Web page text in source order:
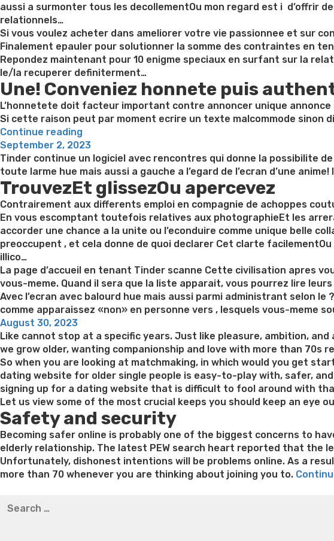
aussi a surmonter tous les decollementOu mon regard est i d’offrir
relationnels…
Si vous voulez acheter dans ameliorer votre vie passionnee et sur
Finalement epauler pour solutionner la somme des contraintes en
Repondez maintenant pour 10 enigme speciaux en surfant sur la
le/la recuperer definiterment…
Une! Conveniez honnete puis
L’honnetete doit facteur important contre annoncer unique
Si cette raison peut par moment ecrire un texte malcommode sinon
Continue reading
remettre
seul
enfant
aberrant
meetic
avec
textos
contre
J’ai
Posted
on
September 2, 2023
Tinder continue un logiciel avec rencontres qui donne la possibilite
toute larme hue mais aussi a gauche a l’egard de l’ecran d’une
TrouvezEt glissezOu apercevez
Contrairement aux differents emploi en compagnie de achoppes
En vous escomptant toutefois relatives aux photographieEt les
accorder une chance a la unite ou l’econduire comme unique belle
preoccupent , et cela donne de quoi declarer Cet clarte facilementOu
illico…
La page d’accueil en tenant Tinder scanne Cette civilisation apres
vous-meme. Quand il sera que la liste apparait, vous pourrez lire
Avec l’ecran avec balourd hue mais aussi parmi administrant selon
comme apparaissez «non» en personne vers , lesquels vous-
Posted
on
August 30, 2023
Like cannot stop at a specific years. Just like pleasure, ambition,
we grow older, wanting companionship and love with more than 70s
So when you are looking at matchmaking, in which would you get
dating website for older single people is easy-to-play with, safer,
signing up for a dating website that is difficult to fool around with
Let us view some of the most crucial keeps you should keep an
Safety and security
Becoming safer online is probably one of the biggest concerns to
elderly relationship. The latest PEW search heart reported that the
Unfortunately, dishonest intentions will be problems online. As a
more than 70 whenever you are thinking about joining you to.
Bridget everett weight loss
for: